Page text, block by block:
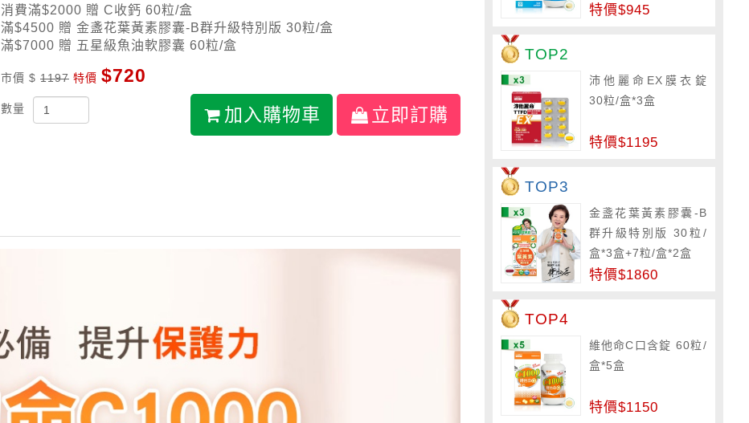
消費滿$2000 贈 C收鈣 60粒/盒
滿$4500 贈 金盞花葉黃素膠囊-B群升級特別版 30粒/盒
滿$7000 贈 五星級魚油軟膠囊 60粒/盒
市價 $ 1197 特價 $720
數量 加入購物車 立即訂購
特價$945
TOP2
沛他麗命EX膜衣錠
30粒/盒*3盒
特價$1195
TOP3
金盞花葉黃素膠囊-B
群升級特別版 30粒/
盒*3盒+7粒/盒*2盒
特價$1860
TOP4
維他命C口含錠 60粒/
盒*5盒
特價$1150